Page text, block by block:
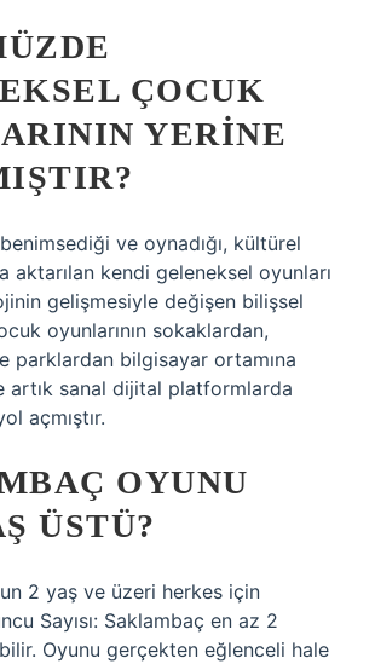
ÇOCUK
YERINE
ve oynadığı, kültürel
aktarılan kendi geleneksel oyunları
gelişmesiyle değişen bilişsel
oyunlarının sokaklardan,
parklardan bilgisayar ortamına
artık sanal dijital platformlarda
açmıştır.
OYUNU
ÜSTÜ?
2 yaş ve üzeri herkes için
Sayısı: Saklambaç en az 2
Oyunu gerçekten eğlenceli hale